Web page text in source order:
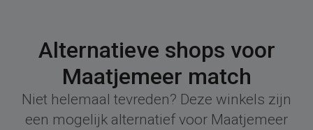
Alternatieve shops voor
Maatjemeer match
Niet helemaal tevreden? Deze winkels zijn
een mogelijk alternatief voor Maatjemeer